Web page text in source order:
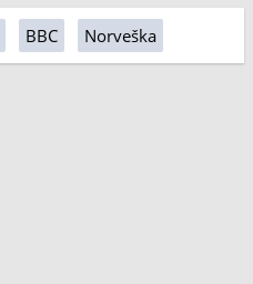
BBC Norveška